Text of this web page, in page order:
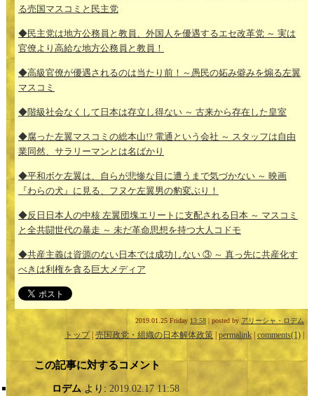
る売国マスコミと民主党
◆民主党は地方公務員と教員、外国人を優遇するエセ改革党 ～ 実は
官僚より高給な地方公務員と教員！
◆高級官僚が優遇されるのは当たり前！～愚民の妬み僻みを煽る左翼
マスコミ
◆階級社会なくして日本は存立し得ない ～ 古来から存在した皇室
◆腐った左翼マスコミの総本山!? 電通という会社 ～ スタッフは自由
業同然、サラリーマンとは名ばかり
◆平和ボケ左翼は、自らが悲惨な目に遭うまで気づかない ～ 映画
『わらの犬』に見る、フヌケ左翼男の豹変ぶり！
◆反日日本人の中核 左翼団塊エリートに支配される日本 ～ マスコミ
と全共闘世代の暴走 ～ 未だ革命思想を持つ大人コドモ
◆共産主義は資源のない日本では成功しない ③ ～ 真っ先に共産化す
べきは利権を貪る巨大メディア
2019.01.25 Friday 13:58 | posted by アリーシャ・ロデム
トップ| 売国政党・組織の日本解体政策 permalink comments(1)
この記事に対するコメント
ロデム より: 2019.02.17 11:58